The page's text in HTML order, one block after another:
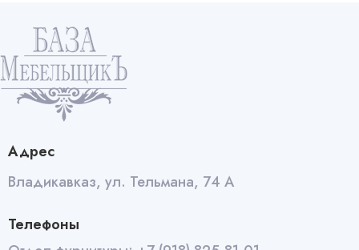
Адрес
Владикавказ, ул. Тельмана, 74 А
Телефоны